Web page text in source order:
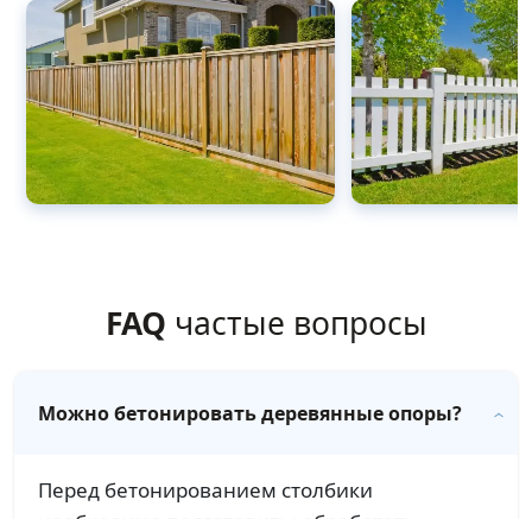
FAQ частые вопросы
Можно бетонировать деревянные опоры?
Перед бетонированием столбики